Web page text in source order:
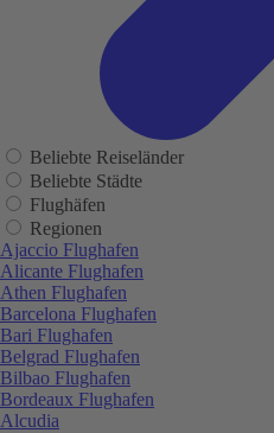
Beliebte Reiseländer
Beliebte Städte
Flughäfen
Regionen
Ajaccio Flughafen
Alicante Flughafen
Athen Flughafen
Barcelona Flughafen
Bari Flughafen
Belgrad Flughafen
Bilbao Flughafen
Bordeaux Flughafen
Alcudia